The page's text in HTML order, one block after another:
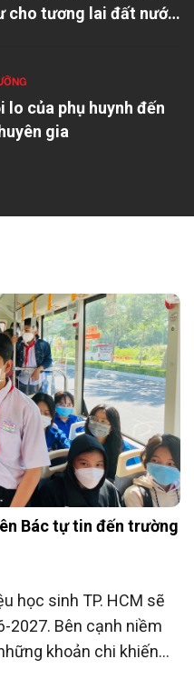
dưỡng học đường là đầu tư cho tương lai đất nước
lo của phụ huynh đến
gia
Bác tự tin đến trường
học sinh TP. HCM sẽ
2027. Bên cạnh niềm
khoản chi khiến